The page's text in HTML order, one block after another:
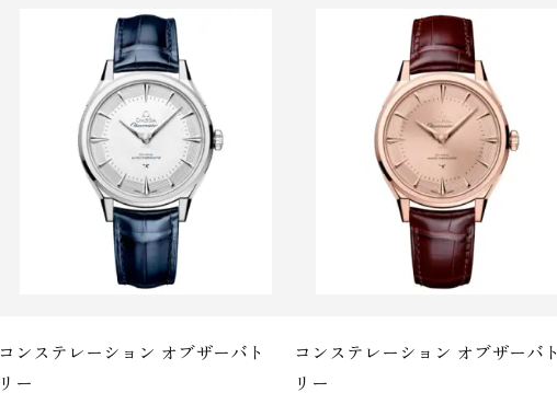
コンステレーション オブザーバト
リ ー
コンステレーション オブザーバト
リ ー